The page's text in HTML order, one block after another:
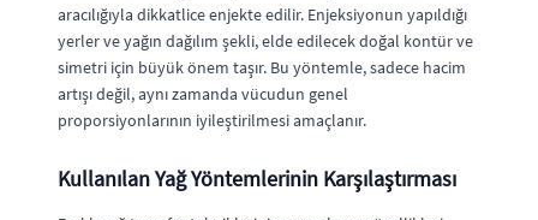
aracılığıyla dikkatlice enjekte edilir. Enjeksiyonun yapıldığı
yerler ve yağın dağılım şekli, elde edilecek doğal kontür ve
simetri için büyük önem taşır. Bu yöntemle, sadece hacim
artışı değil, aynı zamanda vücudun genel
proporsiyonlarının iyileştirilmesi amaçlanır.
Kullanılan Yağ Yöntemlerinin Karşılaştırması